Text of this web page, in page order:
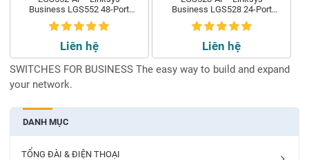
DANH MỤC
TỔNG ĐÀI & ĐIỆN THOẠI
Business LGS552 48-Port
Gigabit Managed Switch
Liên hệ
Business LGS528 24-Port
Gigabit Managed Switch
Liên hệ
SWITCHES FOR BUSINESS The easy way to build and expand
your network.